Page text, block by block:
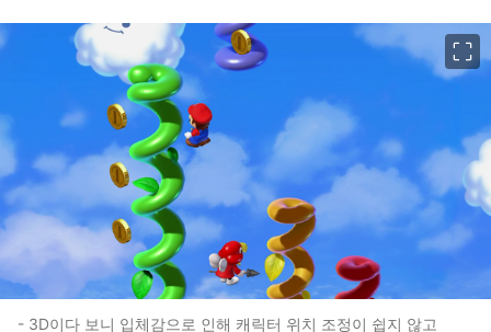
- 3D이다 보니 입체감으로 인해 캐릭터 위치 조정이 쉽지 않고